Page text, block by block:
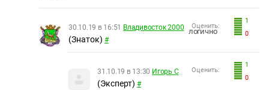
1
0
Оценить:
30.10.19 в 16:51 Владивосток 2000
(Знаток) #
логично
1
0
Оценить:
31.10.19 в 13:30 Игорь С
(Эксперт) #